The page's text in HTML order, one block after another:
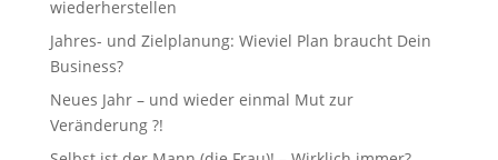
wiederherstellen
Jahres- und Zielplanung: Wieviel Plan braucht Dein
Business?
Neues Jahr – und wieder einmal Mut zur
Veränderung ?!